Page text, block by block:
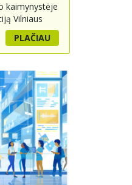
kaimynystėje
Vilniaus
ir
projektas
patiria
kad parkas
todėl
ir
alternatyvias
neįrengti
PLAČIAU